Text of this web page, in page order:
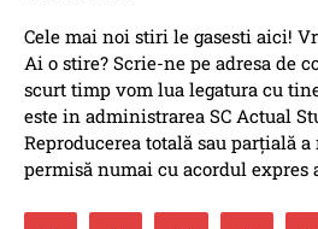
Cele mai noi stiri le gasesti aici!
Ai o stire? Scrie-ne pe adresa de
scurt timp vom lua legatura cu
este in administrarea SC Actual
Reproducerea totală sau parțială
permisă numai cu acordul expres